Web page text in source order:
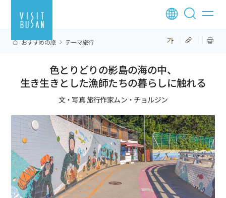
おすすめの旅 テーマ旅行
色とりどりの影島の海の中、
生き生きとした漁師たちの暮らしに触れる
文・写真 旅行作家ムン・チョルジン